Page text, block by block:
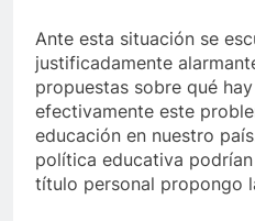
Ante esta situación se
justificadamente
propuestas sobre qué
efectivamente este
educación en nuestro
política educativa
título personal propongo